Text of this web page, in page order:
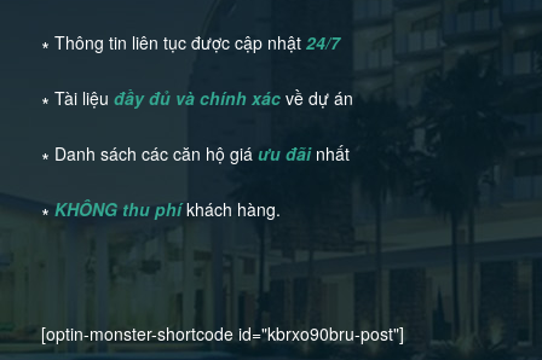
∗ Thông tin liên tục được cập nhật 24/7
∗ Tài liệu đầy đủ và chính xácvề dự án
∗ Danh sách các căn hộ giá ưu đãinhất
∗ KHÔNG thu phíkhách hàng.
[optin-monster-shortcode id="kbrxo90bru-post"]